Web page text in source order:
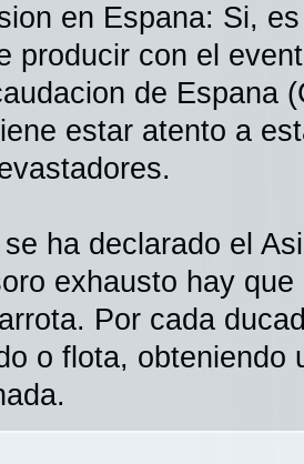
en Espana: Si,
producir con el
de Espana
estar atento a
ha declarado el
exhausto hay
Por cada
o flota, obteniendo